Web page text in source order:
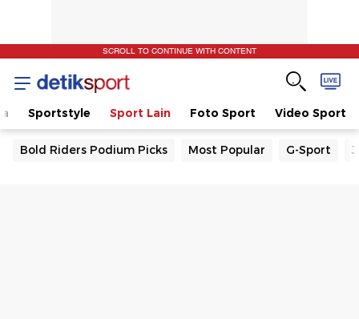
SCROLL TO CONTINUE WITH CONTENT
Sportstyle Sport Lain Foto Sport Video Sport
Bold Riders Podium Picks Most Popular G-Sport